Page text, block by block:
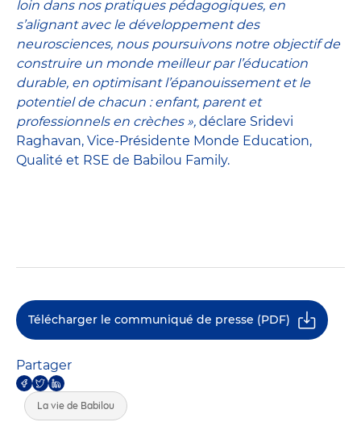
loin dans nos pratiques pédagogiques, en
s’alignant avec le développement des
neurosciences, nous poursuivons notre objectif de
construire un monde meilleur par l’éducation
durable, en optimisant l’épanouissement et le
potentiel de chacun : enfant, parent et
professionnels en crèches », déclare Sridevi
Raghavan, Vice-Présidente Monde Education,
Qualité et RSE de Babilou Family.
Télécharger le communiqué de presse (PDF)
Partager
La vie de Babilou